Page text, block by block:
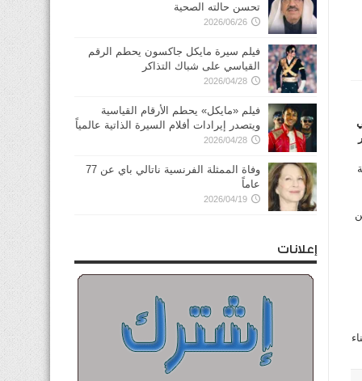
تحسن حالته الصحية
2026/06/26
فيلم سيرة مايكل جاكسون يحطم الرقم
القياسي على شباك التذاكر
2026/04/28
فيلم «مايكل» يحطم الأرقام القياسية
ويتصدر إيرادات أفلام السيرة الذاتية عالمياً
2026/04/28
وفاة الممثلة الفرنسية ناتالي باي عن 77
عاماً
2026/04/19
إعلانات